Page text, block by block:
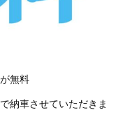
無料
納車させていただきま